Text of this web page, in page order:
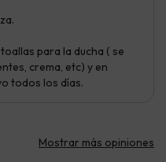
para la ducha ( se
crema, etc) y en
todos los días.
Mostrar más opiniones